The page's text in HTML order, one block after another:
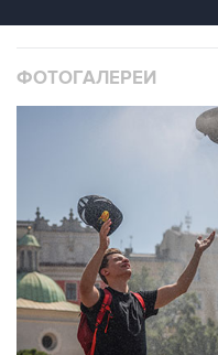
ФОТОГАЛЕРЕИ